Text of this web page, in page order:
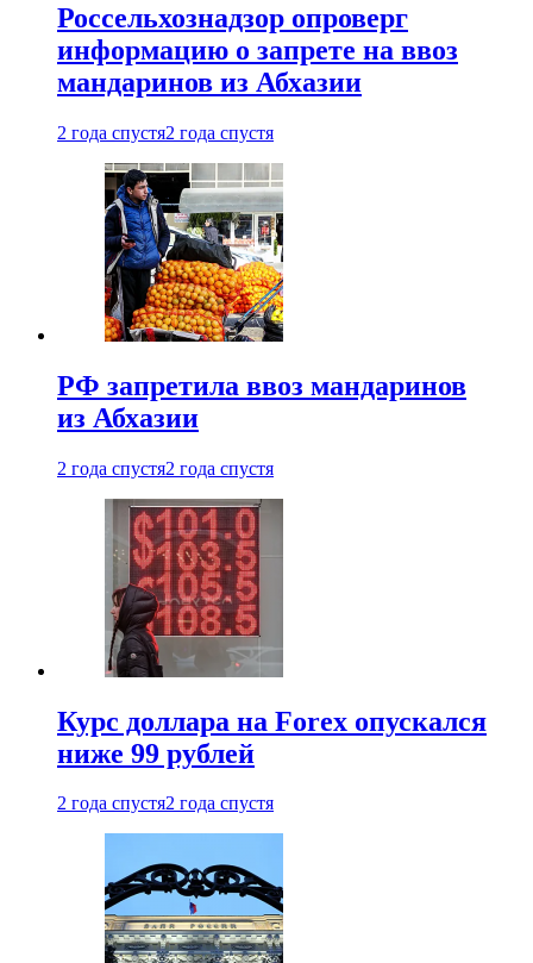
Россельхознадзор опроверг
информацию о запрете на ввоз
мандаринов из Абхазии
2 года спустя2 года спустя
РФ запретила ввоз мандаринов
из Абхазии
2 года спустя2 года спустя
Курс доллара на Forex опускался
ниже 99 рублей
2 года спустя2 года спустя